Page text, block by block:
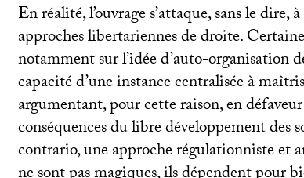
En réalité, l’ouvrage s’attaque, sans le dire,
approches libertariennes de droite.
notamment sur l’idée d’auto-organisation
capacité d’une instance centralisée à
argumentant, pour cette raison, en
conséquences du libre développement des
contrario, une approche régulationniste et